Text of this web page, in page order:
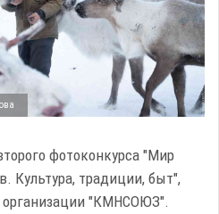
фотоконкурса "Мир
Культура, традиции, быт",
"КМНСОЮЗ".